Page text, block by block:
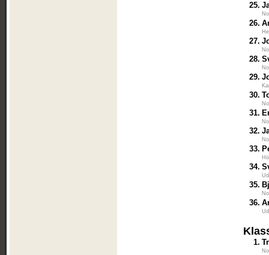
25.
26.
27.
28.
29.
30.
31.
32.
33.
34.
35.
36.
1.